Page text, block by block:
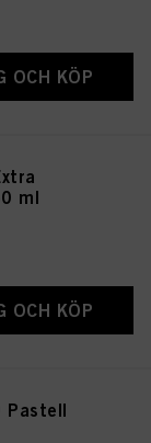
OCH KÖP
ml
OCH KÖP
Pastell